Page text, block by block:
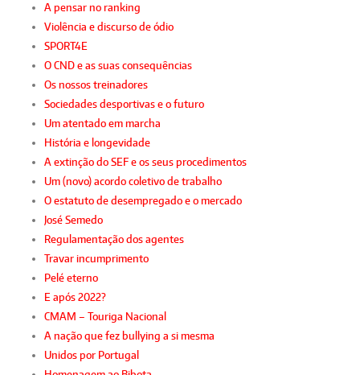
A pensar no ranking
Violência e discurso de ódio
SPORT4E
O CND e as suas consequências
Os nossos treinadores
Sociedades desportivas e o futuro
Um atentado em marcha
História e longevidade
A extinção do SEF e os seus procedimentos
Um (novo) acordo coletivo de trabalho
O estatuto de desempregado e o mercado
José Semedo
Regulamentação dos agentes
Travar incumprimento
Pelé eterno
E após 2022?
CMAM – Touriga Nacional
A nação que fez bullying a si mesma
Unidos por Portugal